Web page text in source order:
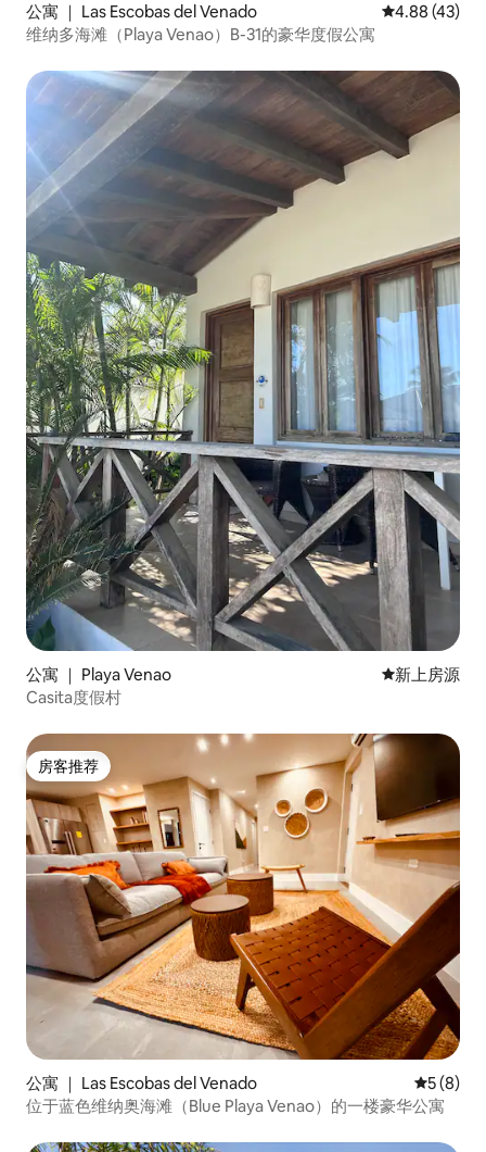
公寓 ｜ Las Escobas del Venado 平均评分
4.88 (43)
维纳多海滩（Playa Venao）B-31的豪华度假公寓
公寓 ｜ Playa Venao 新房源
新上房源
Casita度假村
房客推荐
房客推荐
公寓 ｜ Las Escobas del Venado 平均评分
5 (8)
位于蓝色维纳奥海滩（Blue Playa Venao）的一楼豪华公寓